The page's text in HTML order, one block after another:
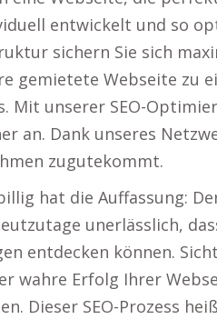
entwickelt und so
sichern Sie sich
gemietete Webseite zu
Mit unserer SEO-
an. Dank unseres
zugutekommt.
hat die Auffassung:
unerlässlich,
entdecken können.
wahre Erfolg Ihrer
Dieser SEO-Prozess